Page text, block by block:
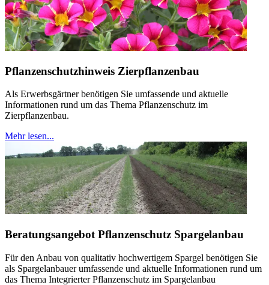
Pflanzenschutzhinweis Zierpflanzenbau
Als Erwerbsgärtner benötigen Sie umfassende und aktuelle
Informationen rund um das Thema Pflanzenschutz im
Zierpflanzenbau.
Mehr lesen...
Beratungsangebot Pflanzenschutz Spargelanbau
Für den Anbau von qualitativ hochwertigem Spargel benötigen Sie
als Spargelanbauer umfassende und aktuelle Informationen rund um
das Thema Integrierter Pflanzenschutz im Spargelanbau